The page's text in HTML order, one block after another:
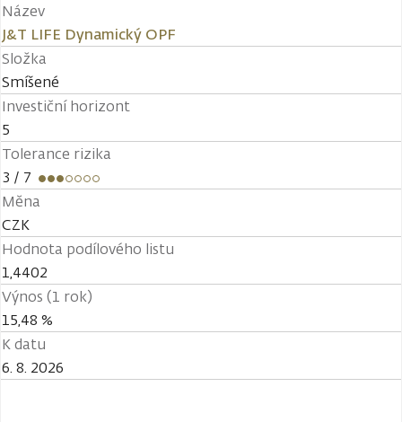
Název
J&T LIFE Dynamický OPF
Složka
Smíšené
Investiční horizont
5
Tolerance rizika
3 / 7
Měna
CZK
Hodnota podílového listu
1,4402
Výnos (1 rok)
15,48 %
K datu
6. 8. 2026